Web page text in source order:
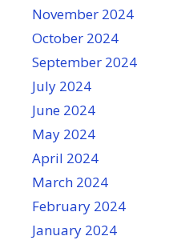
November 2024
October 2024
September 2024
July 2024
June 2024
May 2024
April 2024
March 2024
February 2024
January 2024